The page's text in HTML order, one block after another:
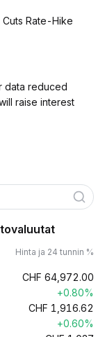
Cuts Rate-Hike
data reduced
raise interest
Hinta ja 24 tunnin %
CHF 64,972.00
+0.80%
CHF 1,916.62
+0.60%